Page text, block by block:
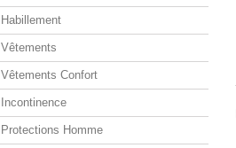
Habillement
Vêtements
Vêtements Confort
Incontinence
Protections Homme